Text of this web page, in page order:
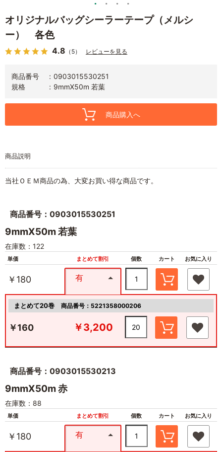
オリジナルバッグシーラーテープ（メルシ
ー） 各色
4.8 （5） レビューを見る
商品番号
0903015530251
規格
9mmX50m 若葉
商品購入へ
商品説明
当社ＯＥＭ商品の為、大変お買い得な商品です。
商品番号：0903015530251
9mmX50m 若葉
在庫数：122
単価 まとめて割引 個数 カート お気に入り
￥180 有
まとめて20巻 商品番号：5221358000206
￥160 ￥3,200
商品番号：0903015530213
9mmX50m 赤
在庫数：88
単価 まとめて割引 個数 カート お気に入り
￥180 有